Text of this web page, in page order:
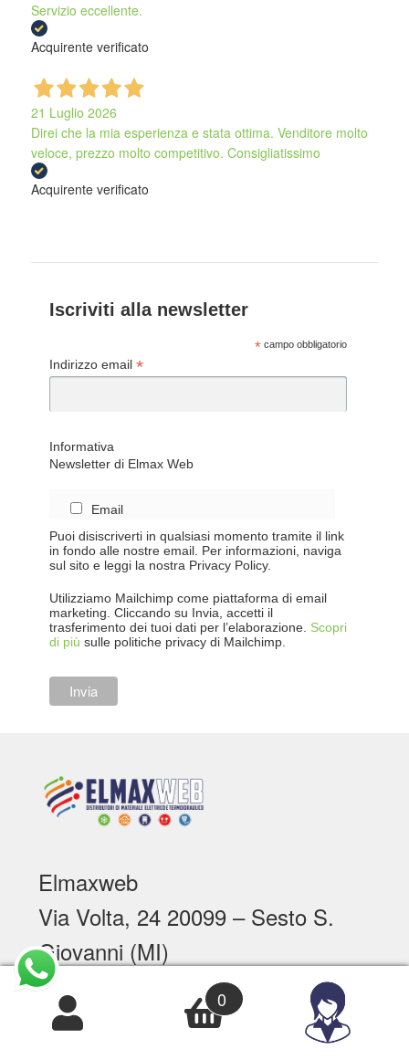
Servizio eccellente.
Acquirente verificato
21 Luglio 2026
Direi che la mia esperienza e stata ottima. Venditore molto
veloce, prezzo molto competitivo. Consigliatissimo
Acquirente verificato
Iscriviti alla newsletter
* campo obbligatorio
Indirizzo email *
Informativa
Newsletter di Elmax Web
Email
Puoi disiscriverti in qualsiasi momento tramite il link
in fondo alle nostre email. Per informazioni, naviga
sul sito e leggi la nostra Privacy Policy.
Utilizziamo Mailchimp come piattaforma di email
marketing. Cliccando su Invia, accetti il
trasferimento dei tuoi dati per l’elaborazione. Scopri
di più sulle politiche privacy di Mailchimp.
Elmaxweb
Via Volta, 24 20099 – Sesto S.
Giovanni (MI)
P.I. 09460790968
Numero REA MI - 2092764
0